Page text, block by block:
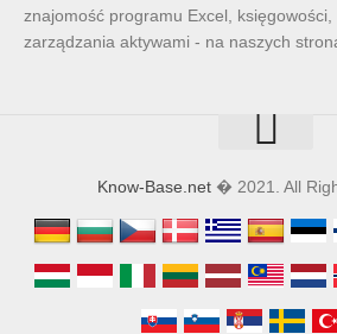
znajomość programu Excel, księgowości,
zarządzania aktywami - na naszych
Know-Base.net� 2021. All